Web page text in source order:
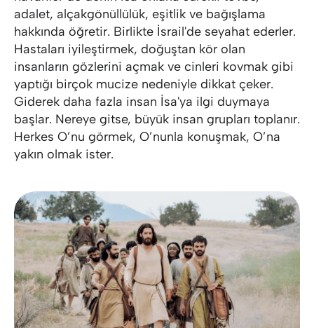
adalet, alçakgönüllülük, eşitlik ve bağışlama
hakkında öğretir. Birlikte İsrail'de seyahat ederler.
Hastaları iyileştirmek, doğuştan kör olan
insanların gözlerini açmak ve cinleri kovmak gibi
yaptığı birçok mucize nedeniyle dikkat çeker.
Giderek daha fazla insan İsa'ya ilgi duymaya
başlar. Nereye gitse, büyük insan grupları toplanır.
Herkes O’nu görmek, O’nunla konuşmak, O’na
yakın olmak ister.